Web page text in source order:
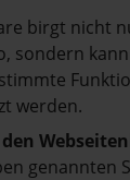
birgt nicht
sondern
werden.
genannten